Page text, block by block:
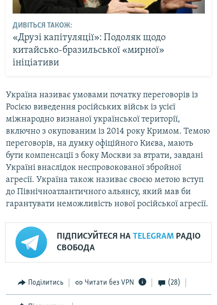
ДИВІТЬСЯ ТАКОЖ:
«Друзі капітуляції»: Подоляк щодо
китайсько-бразильської «мирної»
ініціативи
Україна називає умовами початку переговорів із
Росією виведення російських військ із усієї
міжнародно визнаної української території,
включно з окупованим із 2014 року Кримом. Темою
переговорів, на думку офіційного Києва, мають
бути компенсації з боку Москви за втрати, завдані
Україні внаслідок неспровокованої збройної
агресії. Україна також називає своєю метою вступ
до Північноатлантичного альянсу, який мав би
гарантувати неможливість нової російської агресії.
ПІДПИСУЙТЕСЯ НА TELEGRAM РАДІО
СВОБОДА
Поділитись Читати без VPN (28)